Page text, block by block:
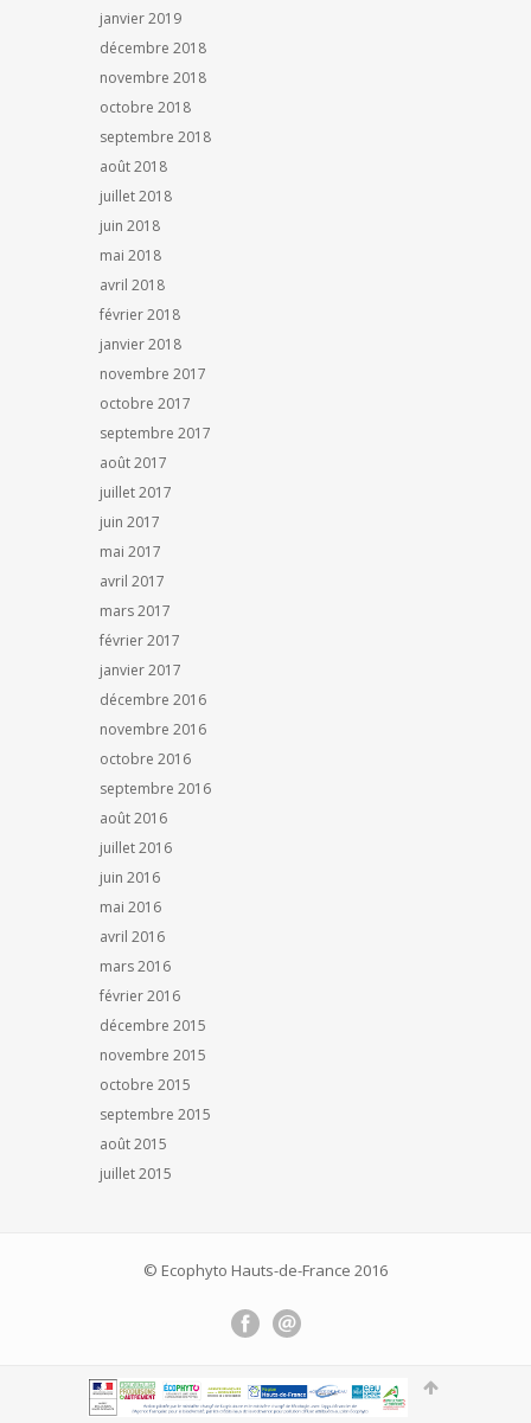
janvier 2019
décembre 2018
novembre 2018
octobre 2018
septembre 2018
août 2018
juillet 2018
juin 2018
mai 2018
avril 2018
février 2018
janvier 2018
novembre 2017
octobre 2017
septembre 2017
août 2017
juillet 2017
juin 2017
mai 2017
avril 2017
mars 2017
février 2017
janvier 2017
décembre 2016
novembre 2016
octobre 2016
septembre 2016
août 2016
juillet 2016
juin 2016
mai 2016
avril 2016
mars 2016
février 2016
décembre 2015
novembre 2015
octobre 2015
septembre 2015
août 2015
juillet 2015
© Ecophyto Hauts-de-France 2016